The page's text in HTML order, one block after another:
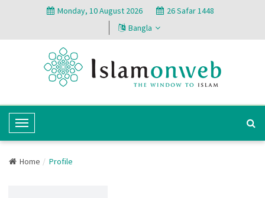
Monday, 10 August 2026
26 Safar 1448
Bangla
T
o
g
Home Profile